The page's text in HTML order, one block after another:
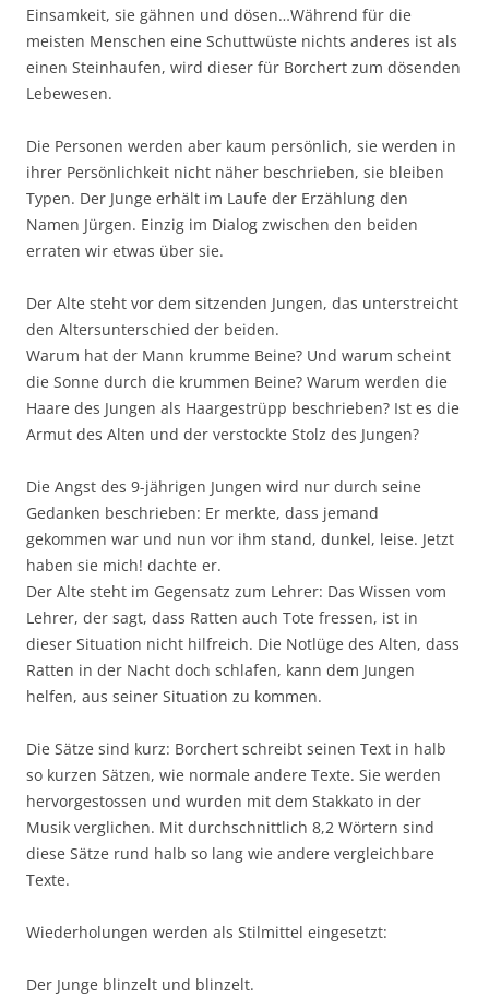
Einsamkeit, sie gähnen und dösen…Während für die
meisten Menschen eine Schuttwüste nichts anderes ist als
einen Steinhaufen, wird dieser für Borchert zum dösenden
Lebewesen.
Die Personen werden aber kaum persönlich, sie werden in
ihrer Persönlichkeit nicht näher beschrieben, sie bleiben
Typen. Der Junge erhält im Laufe der Erzählung den
Namen Jürgen. Einzig im Dialog zwischen den beiden
erraten wir etwas über sie.
Der Alte steht vor dem sitzenden Jungen, das unterstreicht
den Altersunterschied der beiden.
Warum hat der Mann krumme Beine? Und warum scheint
die Sonne durch die krummen Beine? Warum werden die
Haare des Jungen als Haargestrüpp beschrieben? Ist es die
Armut des Alten und der verstockte Stolz des Jungen?
Die Angst des 9-jährigen Jungen wird nur durch seine
Gedanken beschrieben: Er merkte, dass jemand
gekommen war und nun vor ihm stand, dunkel, leise. Jetzt
haben sie mich! dachte er.
Der Alte steht im Gegensatz zum Lehrer: Das Wissen vom
Lehrer, der sagt, dass Ratten auch Tote fressen, ist in
dieser Situation nicht hilfreich. Die Notlüge des Alten, dass
Ratten in der Nacht doch schlafen, kann dem Jungen
helfen, aus seiner Situation zu kommen.
Die Sätze sind kurz: Borchert schreibt seinen Text in halb
so kurzen Sätzen, wie normale andere Texte. Sie werden
hervorgestossen und wurden mit dem Stakkato in der
Musik verglichen. Mit durchschnittlich 8,2 Wörtern sind
diese Sätze rund halb so lang wie andere vergleichbare
Texte.
Wiederholungen werden als Stilmittel eingesetzt:
Der Junge blinzelt und blinzelt.